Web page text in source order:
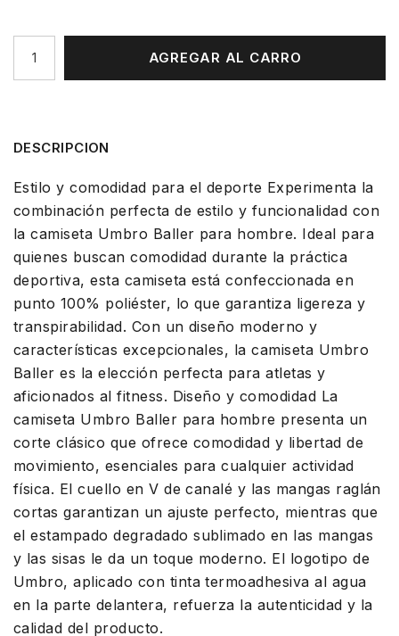
AGREGAR AL CARRO
DESCRIPCION
Estilo y comodidad para el deporte Experimenta la
combinación perfecta de estilo y funcionalidad con
la camiseta Umbro Baller para hombre. Ideal para
quienes buscan comodidad durante la práctica
deportiva, esta camiseta está confeccionada en
punto 100% poliéster, lo que garantiza ligereza y
transpirabilidad. Con un diseño moderno y
características excepcionales, la camiseta Umbro
Baller es la elección perfecta para atletas y
aficionados al fitness. Diseño y comodidad La
camiseta Umbro Baller para hombre presenta un
corte clásico que ofrece comodidad y libertad de
movimiento, esenciales para cualquier actividad
física. El cuello en V de canalé y las mangas raglán
cortas garantizan un ajuste perfecto, mientras que
el estampado degradado sublimado en las mangas
y las sisas le da un toque moderno. El logotipo de
Umbro, aplicado con tinta termoadhesiva al agua
en la parte delantera, refuerza la autenticidad y la
calidad del producto.